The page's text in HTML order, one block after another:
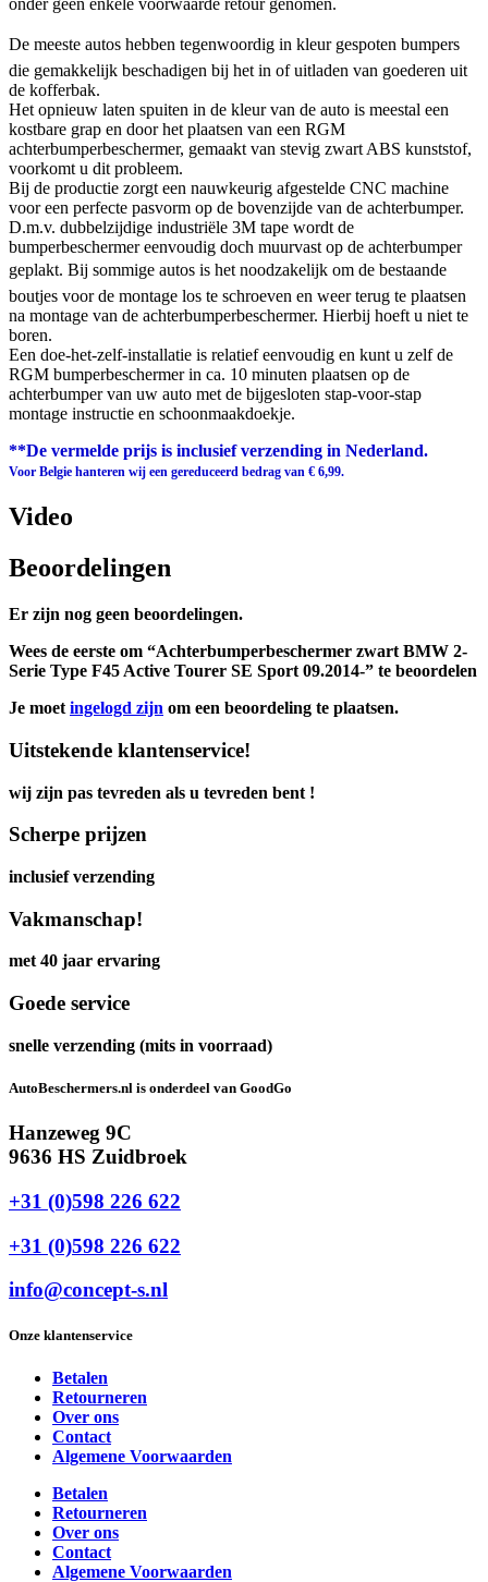
onder geen enkele voorwaarde retour genomen.
De meeste autos hebben tegenwoordig in kleur gespoten bumpers
die gemakkelijk beschadigen bij het in of uitladen van goederen uit
de kofferbak.
Het opnieuw laten spuiten in de kleur van de auto is meestal een
kostbare grap en door het plaatsen van een RGM
achterbumperbeschermer, gemaakt van stevig zwart ABS kunststof,
voorkomt u dit probleem.
Bij de productie zorgt een nauwkeurig afgestelde CNC machine
voor een perfecte pasvorm op de bovenzijde van de achterbumper.
D.m.v. dubbelzijdige industriële 3M tape wordt de
bumperbeschermer eenvoudig doch muurvast op de achterbumper
geplakt. Bij sommige autos is het noodzakelijk om de bestaande
boutjes voor de montage los te schroeven en weer terug te plaatsen
na montage van de achterbumperbeschermer. Hierbij hoeft u niet te
boren.
Een doe-het-zelf-installatie is relatief eenvoudig en kunt u zelf de
RGM bumperbeschermer in ca. 10 minuten plaatsen op de
achterbumper van uw auto met de bijgesloten stap-voor-stap
montage instructie en schoonmaakdoekje.
**De vermelde prijs is inclusief verzending in Nederland.
Voor Belgie hanteren wij een gereduceerd bedrag van € 6,99.
Video
Beoordelingen
Er zijn nog geen beoordelingen.
Wees de eerste om “Achterbumperbeschermer zwart BMW 2-
Serie Type F45 Active Tourer SE Sport 09.2014-” te beoordelen
Je moet ingelogd zijn om een beoordeling te plaatsen.
Uitstekende klantenservice!
wij zijn pas tevreden als u tevreden bent !
Scherpe prijzen
inclusief verzending
Vakmanschap!
met 40 jaar ervaring
Goede service
snelle verzending (mits in voorraad)
AutoBeschermers.nl is onderdeel van GoodGo
Hanzeweg 9C
9636 HS Zuidbroek
+31 (0)598 226 622
+31 (0)598 226 622
info@concept-s.nl
Onze klantenservice
Betalen
Retourneren
Over ons
Contact
Algemene Voorwaarden
Betalen
Retourneren
Over ons
Contact
Algemene Voorwaarden